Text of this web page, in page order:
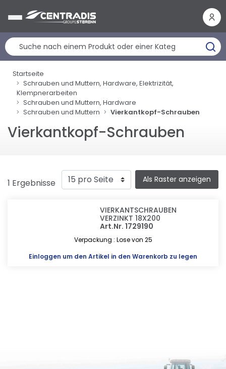
Startseite
Schrauben und Muttern, Hardware, Elektrizität,
Klempnerarbeiten
Schrauben und Muttern, Hardware
Schrauben und Muttern
Vierkantkopf-Schrauben
Vierkantkopf-Schrauben
1 Ergebnisse Als Raster anzeigen
VIERKANTSCHRAUBEN
VERZINKT 18X200
Art.Nr. 1729190
Verpackung : Lose von 25
Einloggen um den Artikel in den Warenkorb zu legen